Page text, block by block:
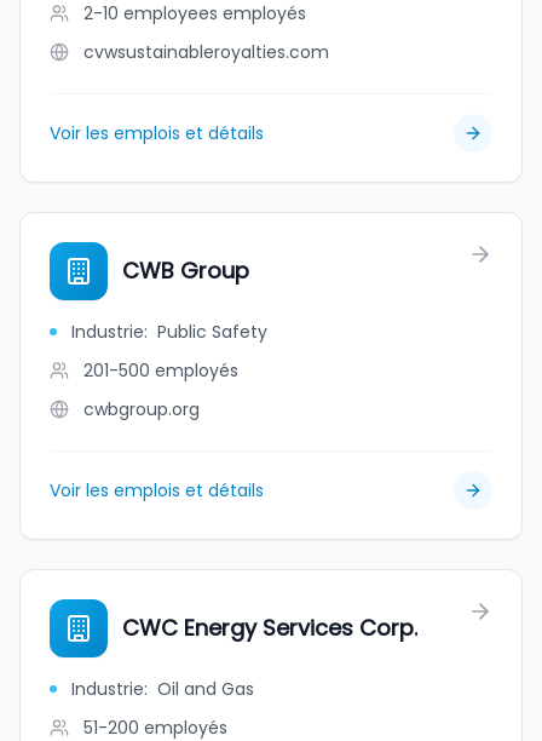
2-10 employees employés
cvwsustainableroyalties.com
Voir les emplois et détails
CWB Group
Industrie: Public Safety
201-500 employés
cwbgroup.org
Voir les emplois et détails
CWC Energy Services Corp.
Industrie: Oil and Gas
51-200 employés